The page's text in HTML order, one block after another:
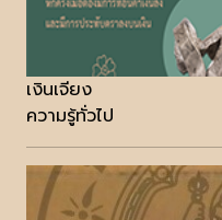
เงินเจียง
ความรู้ทั่วไป